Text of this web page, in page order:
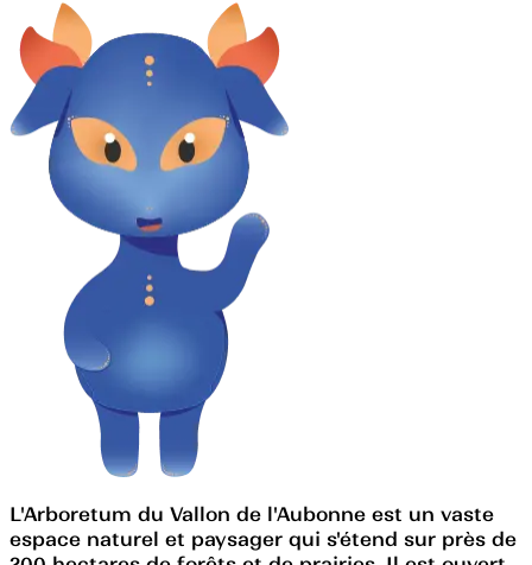
L'Arboretum du Vallon de l'Aubonne est un vaste
espace naturel et paysager qui s'étend sur près de